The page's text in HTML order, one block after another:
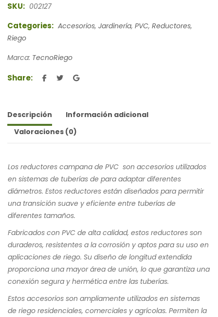
SKU: 002127
Categories: Accesorios, Jardinería, PVC, Reductores,
Riego
Marca: TecnoRiego
Share:
Descripción
Información adicional
Valoraciones (0)
Los reductores campana de PVC son accesorios utilizados
en sistemas de tuberías de para adaptar diferentes
diámetros. Estos reductores están diseñados para permitir
una transición suave y eficiente entre tuberías de
diferentes tamaños.
Fabricados con PVC de alta calidad, estos reductores son
duraderos, resistentes a la corrosión y aptos para su uso en
aplicaciones de riego. Su diseño de longitud extendida
proporciona una mayor área de unión, lo que garantiza una
conexión segura y hermética entre las tuberías.
Estos accesorios son ampliamente utilizados en sistemas
de riego residenciales, comerciales y agrícolas. Permiten la